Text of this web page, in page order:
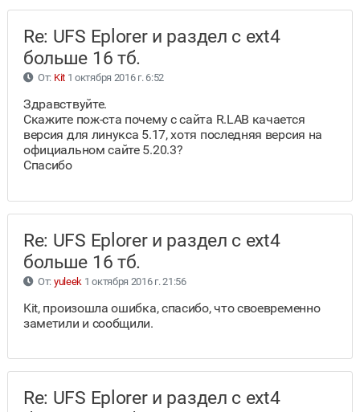
Re: UFS Eplorer и раздел с ext4
больше 16 тб.
От: Kit1 октября 2016 г. 6:52
Здравствуйте.
Скажите пож-ста почему с сайта R.LAB качается
версия для линукса 5.17, хотя последняя версия на
официальном сайте 5.20.3?
Спасибо
Re: UFS Eplorer и раздел с ext4
больше 16 тб.
От: yuleek 1 октября 2016 г. 21:56
Kit, произошла ошибка, спасибо, что своевременно
заметили и сообщили.
Re: UFS Eplorer и раздел с ext4